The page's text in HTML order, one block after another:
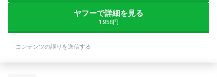
ヤフーで詳細を見る
1,958円
コンテンツの誤りを送信する